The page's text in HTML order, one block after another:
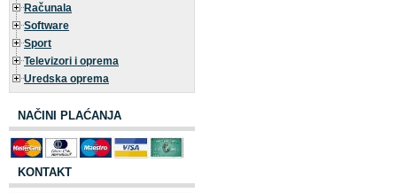
Računala
Software
Sport
Televizori i oprema
Uredska oprema
NAČINI PLAĆANJA
KONTAKT